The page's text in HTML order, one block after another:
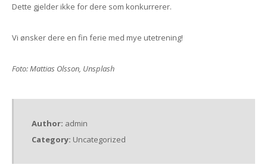
Dette gjelder ikke for dere som konkurrerer.
Vi ønsker dere en fin ferie med mye utetrening!
Foto: Mattias Olsson, Unsplash
Author: admin
Category: Uncategorized